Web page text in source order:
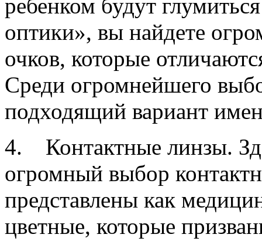
ребенком будут
оптики», вы найдете
очков, которые
Среди огромнейшего
подходящий вариант
4. Контактные линзы.
огромный выбор
представлены как
цветные, которые